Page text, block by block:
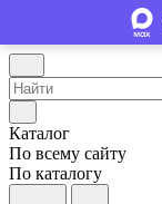
Каталог
По всему сайту
По каталогу